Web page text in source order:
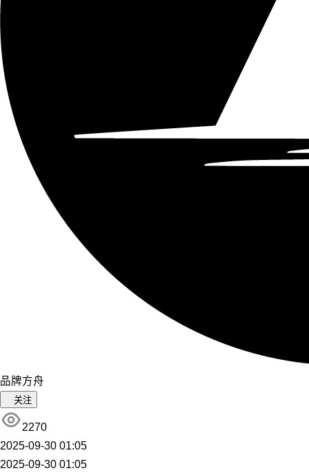
品牌方舟
关注
2270
2025-09-30 01:05
2025-09-30 01:05